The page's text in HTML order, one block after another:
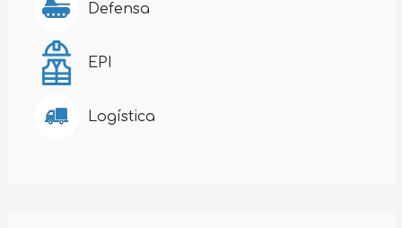
Defensa
EPI
Logística